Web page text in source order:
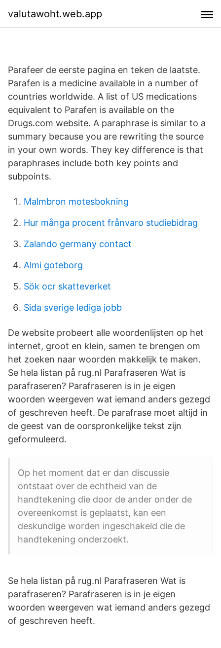
valutawoht.web.app
Parafeer de eerste pagina en teken de laatste.
Parafen is a medicine available in a number of
countries worldwide. A list of US medications
equivalent to Parafen is available on the
Drugs.com website. A paraphrase is similar to a
summary because you are rewriting the source
in your own words. They key difference is that
paraphrases include both key points and
subpoints.
Malmbron motesbokning
Hur många procent frånvaro studiebidrag
Zalando germany contact
Almi goteborg
Sök ocr skatteverket
Sida sverige lediga jobb
De website probeert alle woordenlijsten op het
internet, groot en klein, samen te brengen om
het zoeken naar woorden makkelijk te maken.
Se hela listan på rug.nl Parafraseren Wat is
parafraseren? Parafraseren is in je eigen
woorden weergeven wat iemand anders gezegd
of geschreven heeft. De parafrase moet altijd in
de geest van de oorspronkelijke tekst zijn
geformuleerd.
Op het moment dat er dan discussie
ontstaat over de echtheid van de
handtekening die door de ander onder de
overeenkomst is geplaatst, kan een
deskundige worden ingeschakeld die de
handtekening onderzoekt.
Se hela listan på rug.nl Parafraseren Wat is
parafraseren? Parafraseren is in je eigen
woorden weergeven wat iemand anders gezegd
of geschreven heeft.